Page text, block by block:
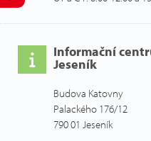
Informační
Jeseník
Budova Katovny
Palackého 176/12
790 01 Jeseník